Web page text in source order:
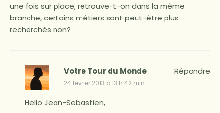
une fois sur place, retrouve-t-on dans la même
branche, certains métiers sont peut-être plus
recherchés non?
Votre Tour du Monde
24 février 2013 à 13 h 42 min
Hello Jean-Sebastien,
Répondre